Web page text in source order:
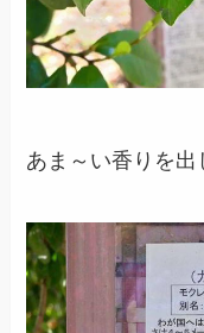
あま～い香りを出